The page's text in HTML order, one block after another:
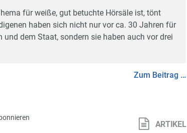
für weiße, gut betuchte Hörsäle ist, tönt
haben sich nicht nur vor ca. 30 Jahren für
dem Staat, sondern sie haben auch vor drei
Zum Beitrag …
ARTIKEL